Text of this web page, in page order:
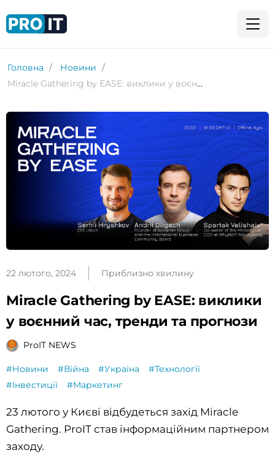
Головна
Новини
Miracle Gathering by EASE: виклики у воєнний час, тренди та прогнози
22 лютого, 2024 Приблизно хвилину
Miracle Gathering by EASE: виклики
у воєнний час, тренди та прогнози
ProIT NEWS
#Новини #Війна #Україна
#Технології
#Інвестиції
#Маркетинг
23 лютого у Києві відбудеться захід Miracle
Gathering. ProIT став інформаційним партнером
заходу.